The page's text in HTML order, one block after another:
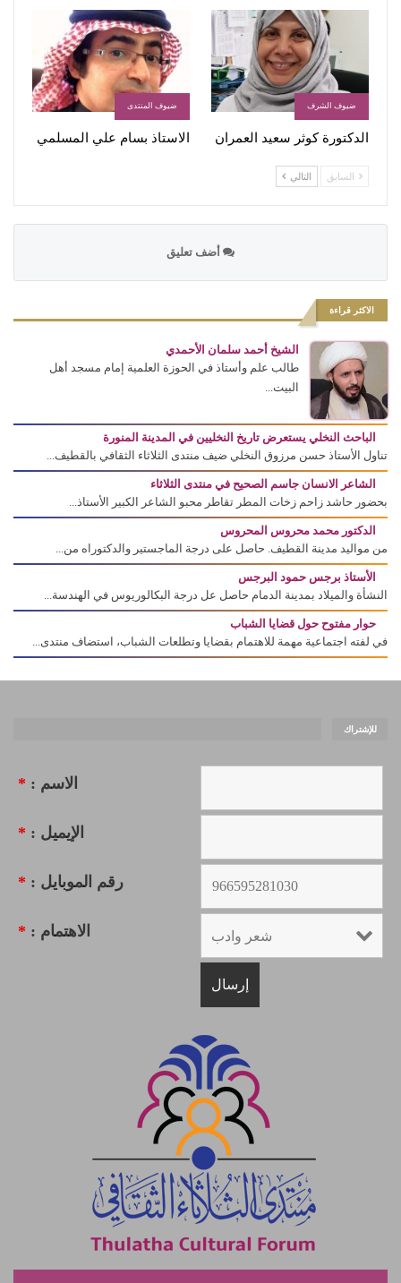
ضيوف الشرف
الدكتورة كوثر سعيد العمران
ضيوف المنتدى
الاستاذ بسام علي المسلمي
السابق التالي
أضف تعليق
الاكثر قراءة
الشيخ أحمد سلمان الأحمدي
طالب علم وأستاذ في الحوزة العلمية إمام مسجد أهل
البيت...
الباحث النخلي يستعرض تاريخ النخليين في المدينة المنورة
تناول الأستاذ حسن مرزوق النخلي ضيف منتدى الثلاثاء الثقافي بالقطيف...
الشاعر الانسان جاسم الصحيح في منتدى الثلاثاء
بحضور حاشد زاحم زخات المطر تقاطر محبو الشاعر الكبير الأستاذ...
الدكتور محمد محروس المحروس
من مواليد مدينة القطيف. حاصل على درجة الماجستير والدكتوراه من...
الأستاذ برجس حمود البرجس
النشأة والميلاد بمدينة الدمام حاصل عل درجة البكالوريوس في الهندسة...
حوار مفتوح حول قضايا الشباب
في لفته اجتماعية مهمة للاهتمام بقضايا وتطلعات الشباب، استضاف منتدى...
للإشتراك
الاسم : *
الإيميل : *
رقم الموبايل : *
الاهتمام : *